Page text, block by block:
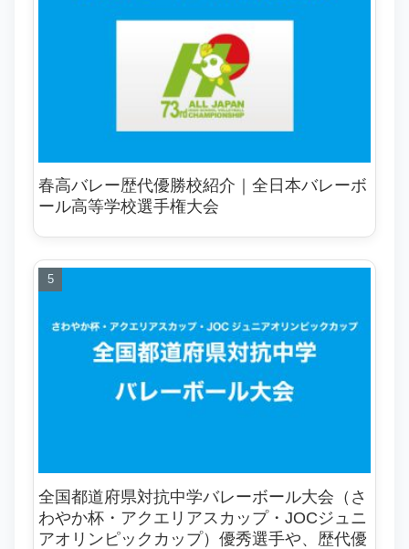
春高バレー歴代優勝校紹介｜全日本バレーボ
ール高等学校選手権大会
全国都道府県対抗中学バレーボール大会（さ
わやか杯・アクエリアスカップ・JOCジュニ
アオリンピックカップ）優秀選手や、歴代優